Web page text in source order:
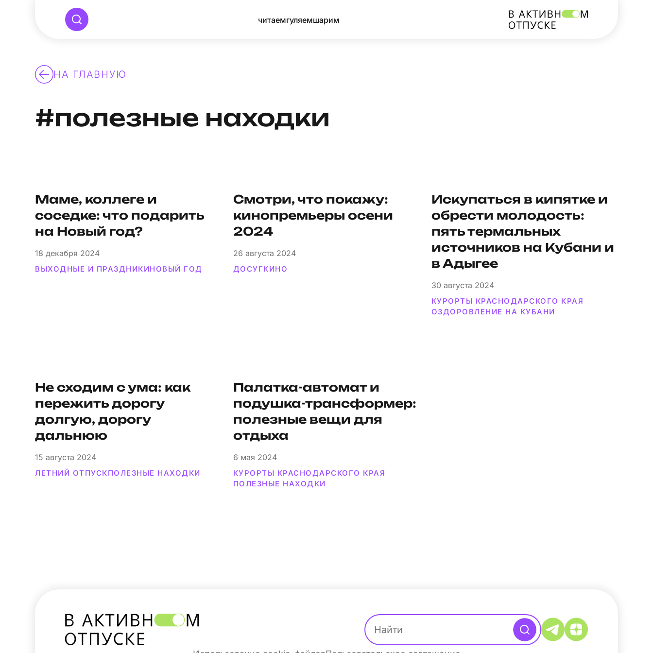
читаемгуляемшарим
НА ГЛАВНУЮ
#полезные находки
Маме, коллеге и
соседке: что подарить
на Новый год?
18 декабря 2024
ВЫХОДНЫЕ И ПРАЗДНИКИНОВЫЙ ГОД
Смотри, что покажу:
кинопремьеры осени
2024
26 августа 2024
ДОСУГКИНО
Искупаться в кипятке и
обрести молодость:
пять термальных
источников на Кубани и
в Адыгее
30 августа 2024
КУРОРТЫ КРАСНОДАРСКОГО КРАЯ
ОЗДОРОВЛЕНИЕ НА КУБАНИ
Не сходим с ума: как
пережить дорогу
долгую, дорогу
дальнюю
15 августа 2024
ЛЕТНИЙ ОТПУСКПОЛЕЗНЫЕ НАХОДКИ
Палатка-автомат и
подушка-трансформер:
полезные вещи для
отдыха
6 мая 2024
КУРОРТЫ КРАСНОДАРСКОГО КРАЯ
ПОЛЕЗНЫЕ НАХОДКИ